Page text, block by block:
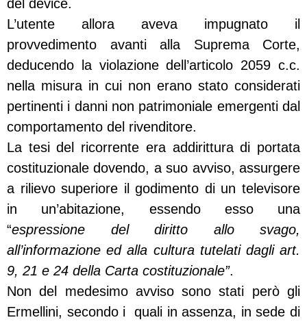
del device.
L’utente allora aveva impugnato il
provvedimento avanti alla Suprema Corte,
deducendo la violazione dell’articolo 2059 c.c.
nella misura in cui non erano stato considerati
pertinenti i danni non patrimoniale emergenti dal
comportamento del rivenditore.
La tesi del ricorrente era addirittura di portata
costituzionale dovendo, a suo avviso, assurgere
a rilievo superiore il godimento di un televisore
in un’abitazione, essendo esso una
“espressione del diritto allo svago,
all’informazione ed alla cultura tutelati dagli art.
9, 21 e 24 della Carta costituzionale”.
Non del medesimo avviso sono stati però gli
Ermellini, secondo i quali in assenza, in sede di